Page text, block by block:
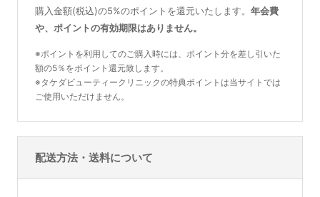
購入金額(税込)の5%のポイントを還元いたします。 年会費
や、ポイントの有効期限はありません。
※ポイントを利用してのご購入時には、ポイント分を差し引いた
額の5％をポイント還元致します。
※タケダビューティークリニックの特典ポイントは当サイトでは
ご使用いただけません。
配送方法・送料について